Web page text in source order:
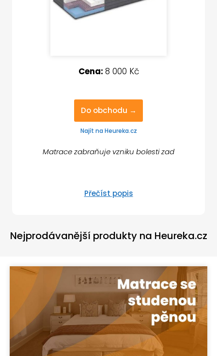
Cena: 8 000 Kč
Do obchodu →
Najít na Heureka.cz
Matrace zabraňuje vzniku bolesti zad
Přečíst popis
Nejprodávanější produkty na Heureka.cz